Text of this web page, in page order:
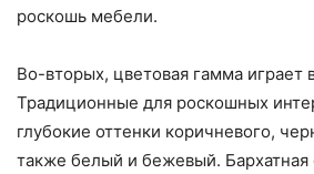
роскошь мебели.
Во-вторых, цветовая гамма играет
Традиционные для роскошных
глубокие оттенки коричневого,
также белый и бежевый. Бархатная